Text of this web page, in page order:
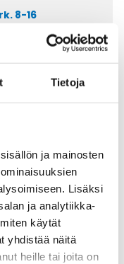
Tietoja
ja mainosten
Lisäksi
ja analytiikka-
käytät
yhdistää näitä
heille tai joita on
8-16
6230 SK-
(AWG14)